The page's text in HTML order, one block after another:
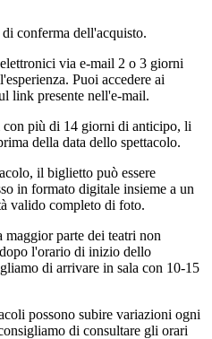
conferma dell'acquisto.
via e-mail 2 o 3 giorni
Puoi accedere ai
link presente nell'e-mail.
con più di 14 giorni di anticipo, li
della data dello spettacolo.
il biglietto può essere
in formato digitale insieme a un
valido completo di foto.
parte dei teatri non
l'orario di inizio dello
di arrivare in sala con 10-15
possono subire variazioni ogni
di consultare gli orari